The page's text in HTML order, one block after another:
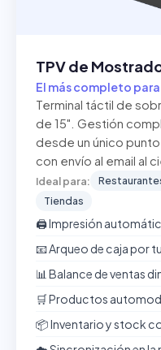
TPV de
El más completo
Terminal táctil de
de 15". Gestión
desde un único
con envío al email al
Ideal para:
Tiendas
🖨️ Impresión
📧 Arqueo de caja por
📊 Balance de ventas
🛒 Productos
📦 Inventario y stock